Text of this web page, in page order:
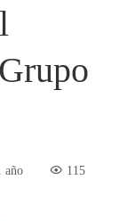
año 115